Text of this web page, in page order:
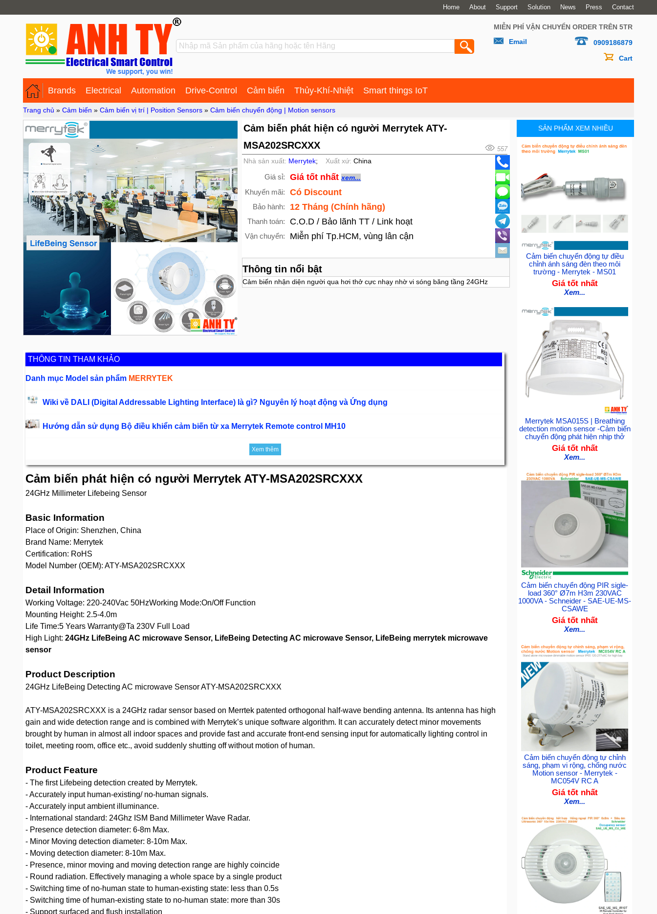
Home About Support Solution News Press Contact
MIỄN PHÍ VẬN CHUYỂN ORDER TRÊN 5TR
Email
0909186879
Cart
Brands Electrical Automation Drive-Control Cảm biến Thủy-Khí-Nhiệt Smart things IoT
Trang chủ » Cảm biến » Cảm biến vị trí | Position Sensors » Cảm biến chuyển động | Motion sensors
Cảm biến phát hiện có người Merrytek ATY-
MSA202SRCXXX
557
Nhà sản xuất: Merrytek; Xuất xứ: China
Giá sỉ: Giá tốt nhấtxem...
Khuyến mãi: Có Discount
Bảo hành: 12 Tháng (Chính hãng)
Thanh toán: C.O.D / Bảo lãnh TT / Link hoạt
Vận chuyển: Miễn phí Tp.HCM, vùng lân cận
Thông tin nổi bật
Cảm biến nhận diện người qua hơi thở cực nhạy nhờ vi sóng băng tầng 24GHz
THÔNG TIN THAM KHẢO
Danh mục Model sản phẩm MERRYTEK
Wiki về DALI (Digital Addressable Lighting Interface) là gì? Nguyên lý hoạt động và Ứng dụng
Hướng dẫn sử dụng Bộ điều khiển cảm biến từ xa Merrytek Remote control MH10
Xem thêm
Cảm biến phát hiện có người Merrytek ATY-MSA202SRCXXX
24GHz Millimeter Lifebeing Sensor
Basic Information
Place of Origin: Shenzhen, China
Brand Name: Merrytek
Certification: RoHS
Model Number (OEM): ATY-MSA202SRCXXX
Detail Information
Working Voltage: 220-240Vac 50HzWorking Mode:On/Off Function
Mounting Height: 2.5-4.0m
Life Time:5 Years Warranty@Ta 230V Full Load
High Light: 24GHz LifeBeing AC microwave Sensor, LifeBeing Detecting AC microwave Sensor, LifeBeing merrytek microwave
sensor
Product Description
24GHz LifeBeing Detecting AC microwave Sensor ATY-MSA202SRCXXX
ATY-MSA202SRCXXX is a 24GHz radar sensor based on Merrtek patented orthogonal half-wave bending antenna. Its antenna has high
gain and wide detection range and is combined with Merrytek’s unique software algorithm. It can accurately detect minor movements
brought by human in almost all indoor spaces and provide fast and accurate front-end sensing input for automatically lighting control in
toilet, meeting room, office etc., avoid suddenly shutting off without motion of human.
Product Feature
- The first Lifebeing detection created by Merrytek.
- Accurately input human-existing/ no-human signals.
- Accurately input ambient illuminance.
- International standard: 24Ghz ISM Band Millimeter Wave Radar.
- Presence detection diameter: 6-8m Max.
- Minor Moving detection diameter: 8-10m Max.
- Moving detection diameter: 8-10m Max.
- Presence, minor moving and moving detection range are highly coincide
- Round radiation. Effectively managing a whole space by a single product
- Switching time of no-human state to human-existing state: less than 0.5s
- Switching time of human-existing state to no-human state: more than 30s
- Support surfaced and flush installation
SẢN PHẨM XEM NHIỀU
Cảm biến chuyển động tự điều
chỉnh ánh sáng đèn theo môi
trường - Merrytek - MS01
Giá tốt nhất
Xem...
Merrytek MSA015S | Breathing
detection motion sensor -Cảm biến
chuyển động phát hiện nhịp thở
Giá tốt nhất
Xem...
Cảm biến chuyển động PIR sigle-
load 360° Ø7m H3m 230VAC
1000VA - Schneider - SAE-UE-MS-
CSAWE
Giá tốt nhất
Xem...
Cảm biến chuyển động tự chỉnh
sáng, phạm vi rộng, chống nước
Motion sensor - Merrytek -
MC054V RC A
Giá tốt nhất
Xem...